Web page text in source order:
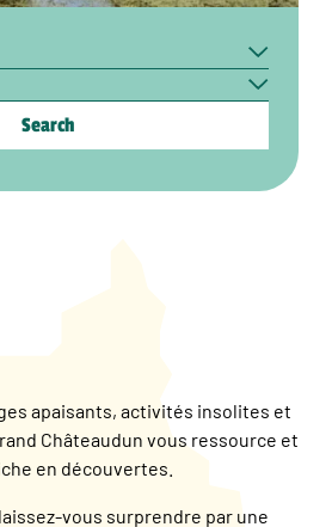
Search
apaisants, activités insolites et
Châteaudun vous ressource et
en découvertes.
laissez-vous surprendre par une